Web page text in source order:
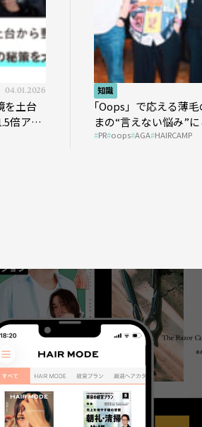
04.01.2026
を土台
倍アッ
知識
｢Oops」で応える薄
まの“言えない悩み”
う？ ＃01
PR oops AGA HAIRCAMP